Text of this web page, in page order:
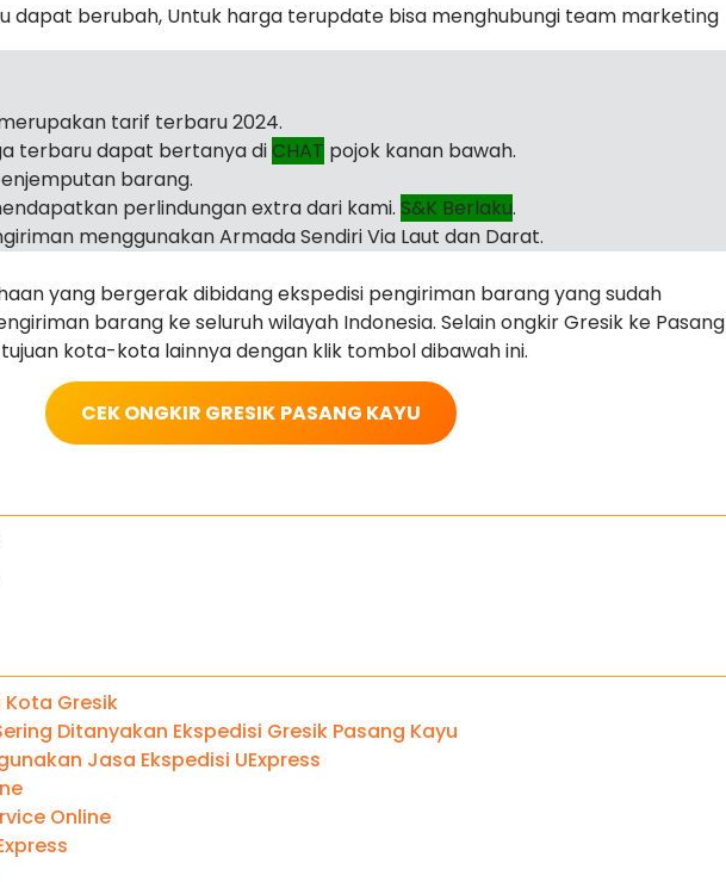
dapat berubah, Untuk harga terupdate bisa menghubungi team marketing
tarif terbaru 2024.
terbaru dapat bertanya diCHAT pojok kanan bawah.
barang.
perlindungan extra dari kami. S&K Berlaku.
menggunakan Armada Sendiri Via Laut dan Darat.
yang bergerak dibidang ekspedisi pengiriman barang yang sudah
barang ke seluruh wilayah Indonesia. Selain ongkir Gresik ke Pasang
kota-kota lainnya dengan klik tombol dibawah ini.
CEK ONGKIR GRESIK PASANG KAYU
Kota Gresik
Ditanyakan Ekspedisi Gresik Pasang Kayu
Jasa Ekspedisi UExpress
Online